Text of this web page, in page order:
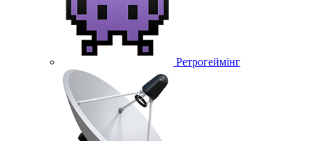
Ретрогеймінг